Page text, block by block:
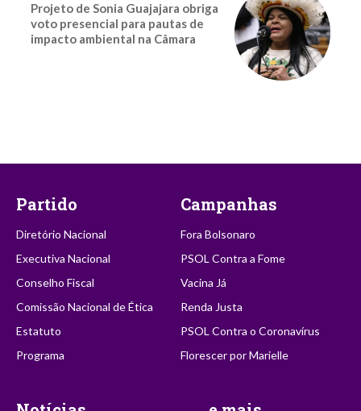
Projeto de Sonia Guajajara obriga
voto presencial para pautas de
impacto ambiental na Câmara
Partido
Diretório Nacional
Executiva Nacional
Conselho Fiscal
Comissão Nacional de Ética
Estatuto
Programa
Campanhas
Fora Bolsonaro
PSOL Contra a Fome
Vacina Já
Renda Justa
PSOL Contra o Coronavírus
Florescer por Marielle